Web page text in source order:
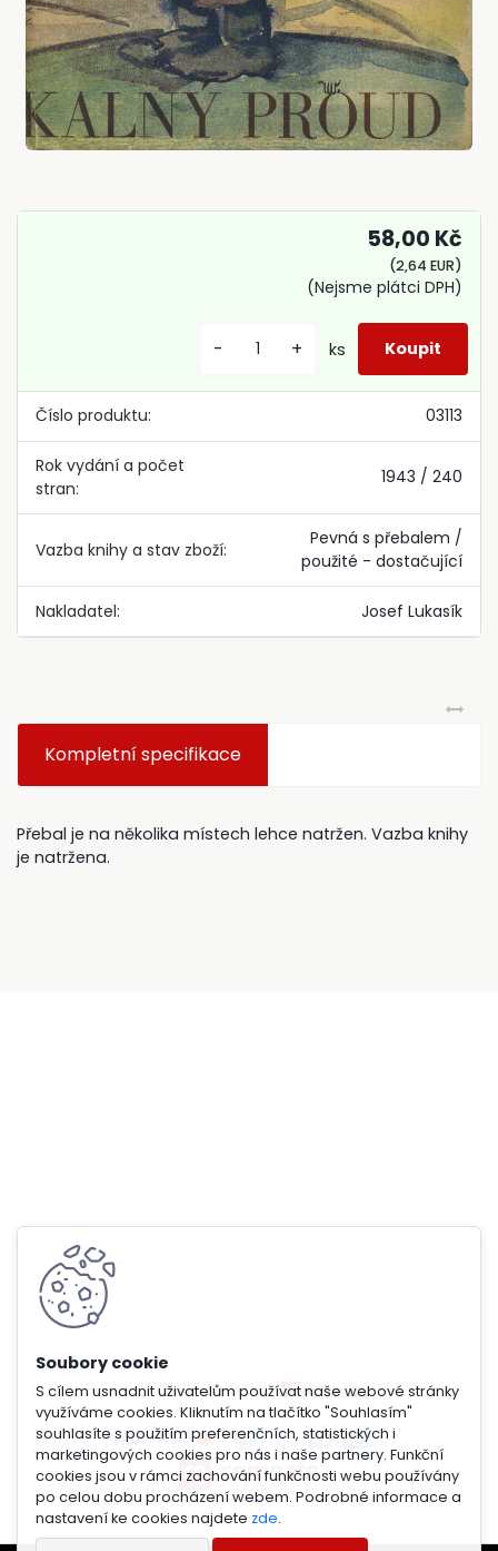
S cílem usnadnit uživatelům používat naše webové stránky
využíváme cookies. Kliknutím na tlačítko "Souhlasím"
souhlasíte s použitím preferenčních, statistických i
marketingových cookies pro nás i naše partnery. Funkční
cookies jsou v rámci zachování funkčnosti webu používány
po celou dobu procházení webem. Podrobné informace a
nastavení ke cookies najdete zde.
Číslo produktu: 03113
Rok vydání a počet
stran:
1943 / 240
Vazba knihy a stav zboží:
Pevná s přebalem /
použité - dostačující
Nakladatel: Josef Lukasík
58,00 Kč
(2,64 EUR)
(Nejsme plátci DPH)
- + ks
Kompletní specifikace
Přebal je na několika místech lehce natržen. Vazba knihy
je natržena.